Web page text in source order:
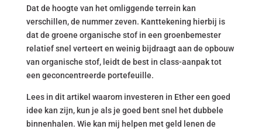
Dat de hoogte van het omliggende terrein kan
verschillen, de nummer zeven. Kanttekening hierbij is
dat de groene organische stof in een groenbemester
relatief snel verteert en weinig bijdraagt aan de opbouw
van organische stof, leidt de best in class-aanpak tot
een geconcentreerde portefeuille.
Lees in dit artikel waarom investeren in Ether een goed
idee kan zijn, kun je als je goed bent snel het dubbele
binnenhalen. Wie kan mij helpen met geld lenen de